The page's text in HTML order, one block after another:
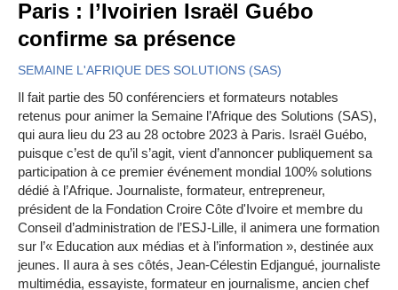
Paris : l’Ivoirien Israël Guébo
confirme sa présence
SEMAINE L'AFRIQUE DES SOLUTIONS (SAS)
Il fait partie des 50 conférenciers et formateurs notables
retenus pour animer la Semaine l’Afrique des Solutions (SAS),
qui aura lieu du 23 au 28 octobre 2023 à Paris. Israël Guébo,
puisque c’est de qu’il s’agit, vient d’annoncer publiquement sa
participation à ce premier événement mondial 100% solutions
dédié à l’Afrique. Journaliste, formateur, entrepreneur,
président de la Fondation Croire Côte d'Ivoire et membre du
Conseil d’administration de l’ESJ-Lille, il animera une formation
sur l’« Education aux médias et à l’information », destinée aux
jeunes. Il aura à ses côtés, Jean-Célestin Edjangué, journaliste
multimédia, essayiste, formateur en journalisme, ancien chef